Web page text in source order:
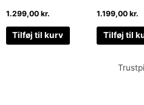
1.299,00 kr.
Tilføj til kurv
1.199,00kr.
Tilføj til